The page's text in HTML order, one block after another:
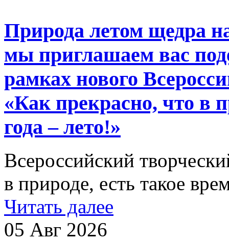
Природа летом щедра
мы приглашаем вас
рамках нового
«Как прекрасно, что в
года – лето!»
Всероссийский
в природе, есть такое
Читать далее
05 Авг 2026